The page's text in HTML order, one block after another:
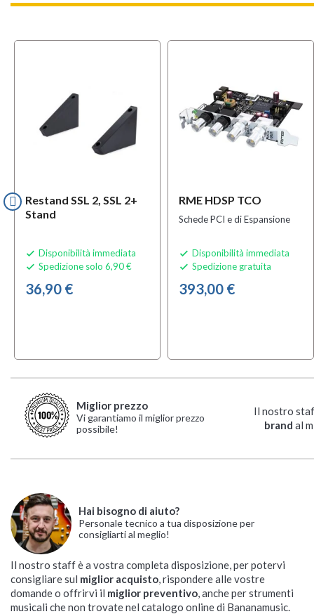
Restand SSL 2, SSL 2+
Stand
 Disponibilità immediata
 Spedizione solo 6,90 €
36,90 €
RME HDSP TCO
Schede PCI e di Espansione
 Disponibilità immediata
 Spedizione gratuita
393,00 €
Miglior prezzo
Vi garantiamo il miglior prezzo
possibile!
Il nostro
brand al
Hai bisogno di aiuto?
Personale tecnico a tua disposizione per
consigliarti al meglio!
Il nostro staff è a vostra completa disposizione, per potervi
consigliare sul miglior acquisto, rispondere alle vostre
domande o offrirvi il miglior preventivo, anche per strumenti
musicali che non trovate nel catalogo online di Bananamusic.